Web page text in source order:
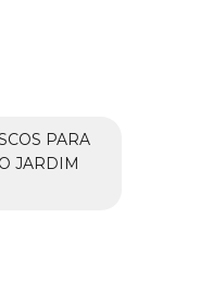
PARA
JARDIM